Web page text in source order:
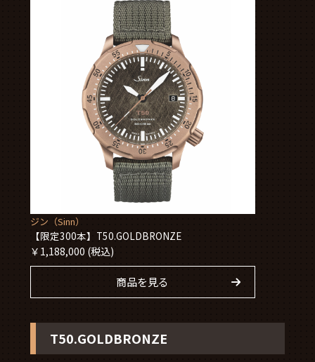
ジン（Sinn）
【限定300本】T50.GOLDBRONZE
￥ 1,188,000 (税込)
商品を見る
T50.GOLDBRONZE